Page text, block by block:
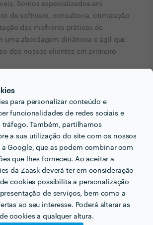
para personalizar conteúdo e
funcionalidades de redes sociais e
tráfego. Também, partilhamos
a sua utilização do site com os nossos
Google, que as podem combinar com
que lhes forneceu. Ao aceitar a
da Zaask deverá ter em consideração
cookies possibilita a personalização
de serviços, bem como a
ao seu interesse. Poderá alterar as
cookies a qualquer altura.
Somos especializados em
de software, consultoria, otimização
das melhores práticas de
uma abordagem dinâmica e ágil que
dos nossos clientes em primeiro
promovemos relações sólidas e
esteja a criar algo novo ou a
ferramentas digitais existentes, a
aqui para o ajudar a prosperar num
em constante evolução.
Contactar profissional
validada